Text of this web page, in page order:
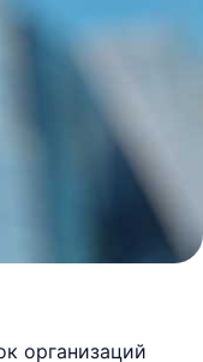
организаций